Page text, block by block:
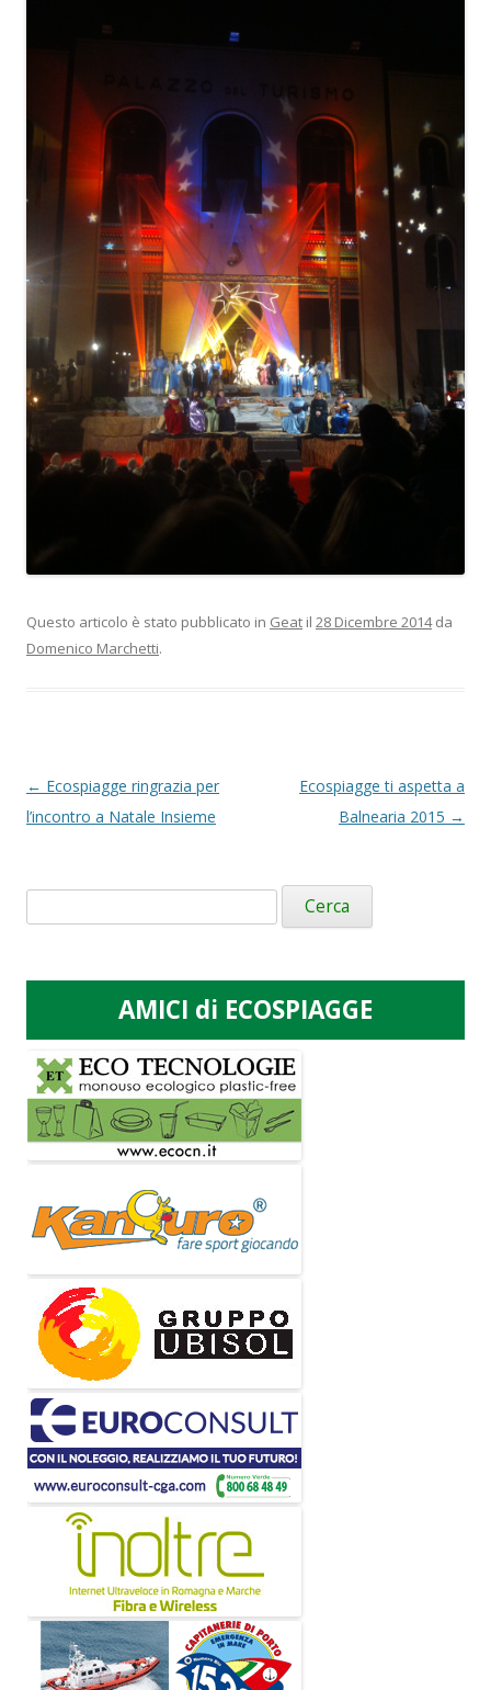
Questo articolo è stato pubblicato in Geat il 28 Dicembre 2014da
Domenico Marchetti.
Navigazione
articolo
← Ecospiagge ringrazia per
l’incontro a Natale Insieme
Ecospiagge ti aspetta a
Balnearia 2015 →
Ricerca
per:
AMICI di ECOSPIAGGE